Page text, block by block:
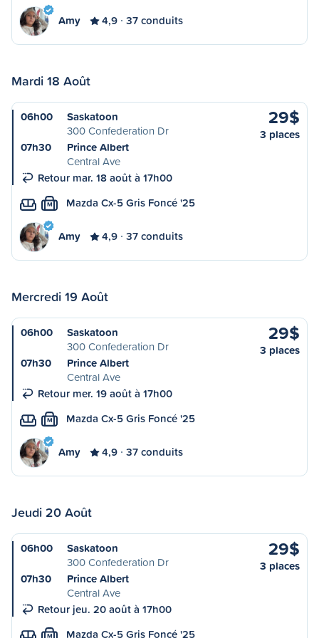
Amy 4,9 37 conduits
Mardi 18 Août
06h00
Saskatoon
300 Confederation Dr
07h30
Prince Albert
Central Ave
Retour mar. 18 août à 17h00
29$
3 places
M Mazda Cx-5 Gris Foncé '25
Amy 4,9 37 conduits
Mercredi 19 Août
06h00
Saskatoon
300 Confederation Dr
07h30
Prince Albert
Central Ave
Retour mer. 19 août à 17h00
29$
3 places
M Mazda Cx-5 Gris Foncé '25
Amy 4,9 37 conduits
Jeudi 20 Août
06h00
Saskatoon
300 Confederation Dr
07h30
Prince Albert
Central Ave
Retour jeu. 20 août à 17h00
29$
3 places
M Mazda Cx-5 Gris Foncé '25